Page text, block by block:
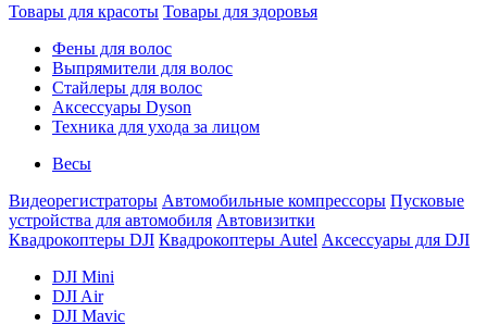
Товары для красоты Товары для здоровья
Фены для волос
Выпрямители для волос
Стайлеры для волос
Аксессуары Dyson
Техника для ухода за лицом
Весы
Видеорегистраторы Автомобильные компрессоры Пусковые
устройства для автомобиля Автовизитки
Квадрокоптеры DJI Квадрокоптеры Autel Аксессуары для DJI
DJI Mini
DJI Air
DJI Mavic